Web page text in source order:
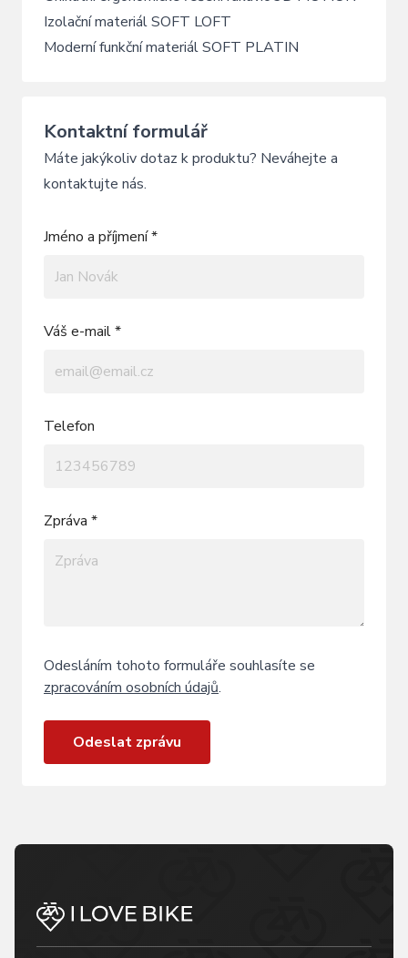
Izolační materiál SOFT LOFT
Moderní funkční materiál SOFT PLATIN
Kontaktní formulář
Máte jakýkoliv dotaz k produktu? Neváhejte a
kontaktujte nás.
Jméno a příjmení *
Váš e-mail *
Telefon
Zpráva *
Odesláním tohoto formuláře souhlasíte se
zpracováním osobních údajů.
Odeslat zprávu